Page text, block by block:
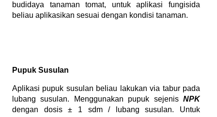
budidaya tanaman tomat, untuk aplikasi fungisida
beliau aplikasikan sesuai dengan kondisi tanaman.
Pupuk Susulan
Aplikasi pupuk susulan beliau lakukan via tabur pada
lubang susulan. Menggunakan pupuk sejenis NPK
dengan dosis ± 1 sdm / lubang susulan. Untuk